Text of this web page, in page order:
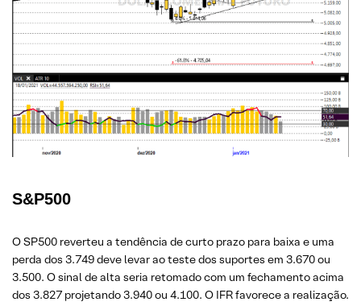
S&P500
O SP500 reverteu a tendência de curto prazo para baixa e uma
perda dos 3.749 deve levar ao teste dos suportes em 3.670 ou
3.500. O sinal de alta seria retomado com um fechamento acima
dos 3.827 projetando 3.940 ou 4.100. O IFR favorece a realização.